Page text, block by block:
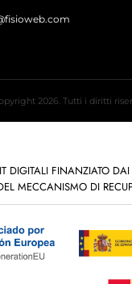
2026. Tutti i diritti
DIGITALI FINANZIATO
MECCANISMO DI